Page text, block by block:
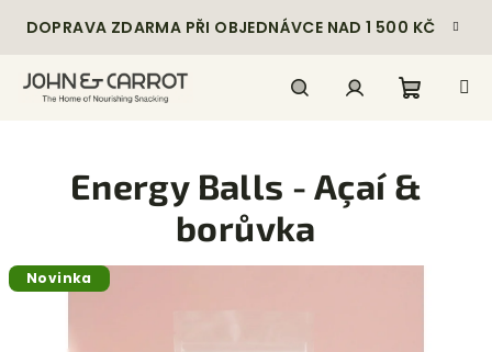
DOPRAVA ZDARMA PŘI OBJEDNÁVCE NAD 1 500 KČ
košík
Energy Balls - Açaí &
borůvka
Novinka